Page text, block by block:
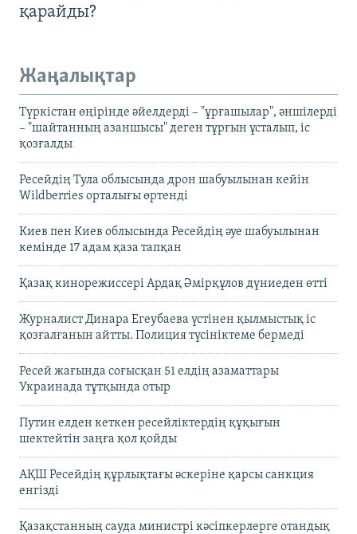
қарайды?
Жаңалықтар
Түркістан өңірінде әйелдерді – "ұрғашылар", әншілерді
– "шайтанның азаншысы" деген тұрғын ұсталып, іс
қозғалды
Ресейдің Тула облысында дрон шабуылынан кейін
Wildberries орталығы өртенді
Киев пен Киев облысында Ресейдің әуе шабуылынан
кемінде 17 адам қаза тапқан
Қазақ кинорежиссері Ардақ Әмірқұлов дүниеден өтті
Журналист Динара Егеубаева үстінен қылмыстық іс
қозғалғанын айтты. Полиция түсініктеме бермеді
Ресей жағында соғысқан 51 елдің азаматтары
Украинада тұтқында отыр
Путин елден кеткен ресейліктердің құқығын
шектейтін заңға қол қойды
АҚШ Ресейдің құрлықтағы әскеріне қарсы санкция
енгізді
Қазақстанның сауда министрі кәсіпкерлерге отандық